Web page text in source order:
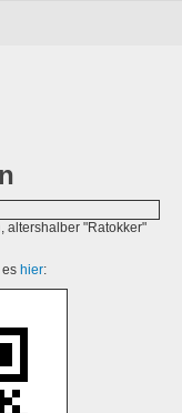
altershalber "Ratokker"
es hier: